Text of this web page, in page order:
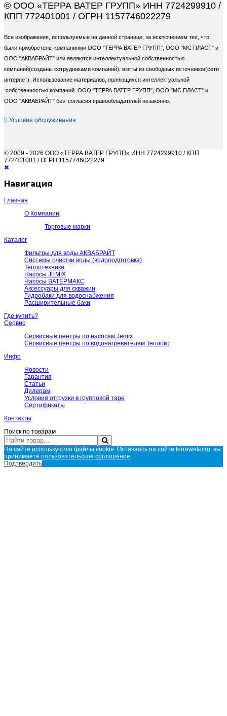
© ООО «ТЕРРА ВАТЕР ГРУПП» ИНН 7724299910 /
КПП 772401001 / ОГРН 1157746022279
Все изображения, используемые на данной странице, за исключением тех, что
были приобретены компаниями ООО "ТЕРРА ВАТЕР ГРУПП", ООО "МС ПЛАСТ" и
ООО "АКВАБРАЙТ" или являются интеллектуальной собственностью
компаний(созданы сотрудниками компаний), взяты из свободных источников(сети
интернет). Использование материалов, являющихся интеллектуальной
собственностью компаний ООО "ТЕРРА ВАТЕР ГРУПП", ООО "МС ПЛАСТ" и
ООО "АКВАБРАЙТ" без согласия правообладателей незаконно.
Условия обслуживания
© 2009 - 2026 ООО «ТЕРРА ВАТЕР ГРУПП» ИНН 7724299910 / КПП
772401001 / ОГРН 1157746022279
Навигация
Главная
О Компании
Торговые марки
Каталог
Фильтры для воды АКВАБРАЙТ
Системы очистки воды (водоподготовка)
Теплотехника
Насосы JEMIX
Насосы ВАТЕРМАКС
Аксессуары для скважин
Гидробаки для водоснабжения
Расширительные баки
Где купить?
Сервис
Сервисные центры по насосам Jemix
Сервисные центры по водонагревателям Теплокс
Инфо
Новости
Гарантия
Статьи
Дилерам
Условия отгрузки в групповой таре
Сертификаты
Контакты
Поиск по товарам
На сайте используются файлы cookie. Оставаясь на сайте terrawater.ru, вы
принимаете пользовательское соглашение
Подтвердить